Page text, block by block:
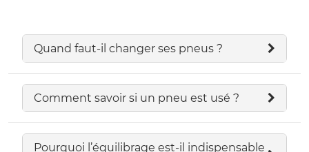
Quand faut-il changer ses pneus ?
Comment savoir si un pneu est usé ?
Pourquoi l’équilibrage est-il indispensable